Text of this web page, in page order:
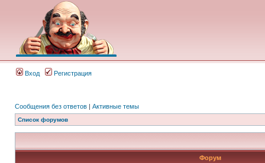
Вход Регистрация
Сообщения без ответов | Активные темы
Список форумов
Форум